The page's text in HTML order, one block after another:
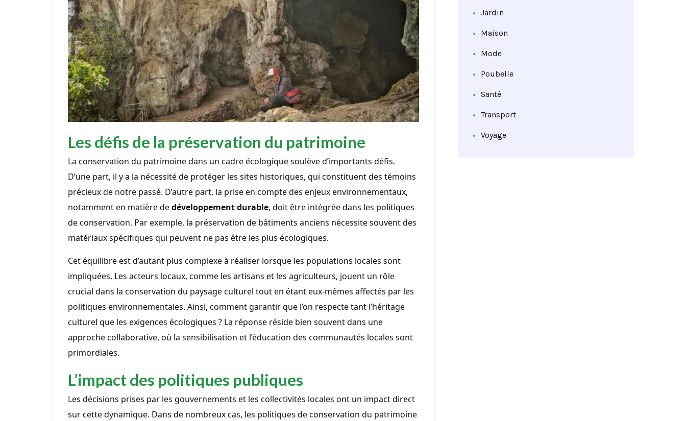
Les défis de la préservation du patrimoine
La conservation du patrimoine dans un cadre écologique soulève d’importants défis.
D’une part, il y a la nécessité de protéger les sites historiques, qui constituent des témoins
précieux de notre passé. D’autre part, la prise en compte des enjeux environnementaux,
notamment en matière dedéveloppement durable, doit être intégrée dans les politiques
de conservation. Par exemple, la préservation de bâtiments anciens nécessite souvent des
matériaux spécifiques qui peuvent ne pas être les plus écologiques.
Cet équilibre est d’autant plus complexe à réaliser lorsque les populations locales sont
impliquées. Les acteurs locaux, comme les artisans et les agriculteurs, jouent un rôle
crucial dans la conservation du paysage culturel tout en étant eux-mêmes affectés par les
politiques environnementales. Ainsi, comment garantir que l’on respecte tant l’héritage
culturel que les exigences écologiques ? La réponse réside bien souvent dans une
approche collaborative, où la sensibilisation et l’éducation des communautés locales sont
primordiales.
L’impact des politiques publiques
Les décisions prises par les gouvernements et les collectivités locales ont un impact direct
sur cette dynamique. Dans de nombreux cas, les politiques de conservation du patrimoine
Jardin
Maison
Mode
Poubelle
Santé
Transport
Voyage